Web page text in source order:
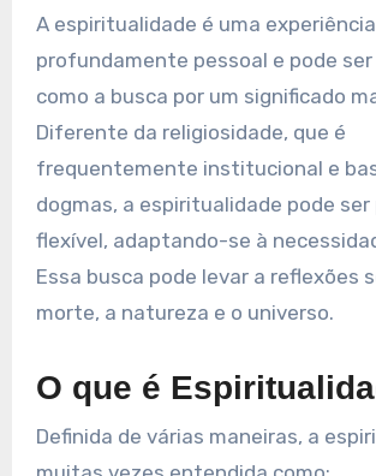
A espiritualidade é uma experiência
profundamente pessoal e pode
como a busca por um significado
Diferente da religiosidade, que é
frequentemente institucional e
dogmas, a espiritualidade pode
flexível, adaptando-se à
Essa busca pode levar a reflexões
morte, a natureza e o universo.
O que é
Definida de várias maneiras, a